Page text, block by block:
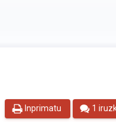
Inprimatu 1